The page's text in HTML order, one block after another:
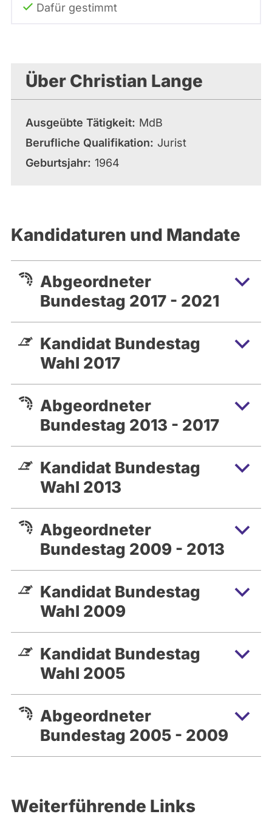
Dafür gestimmt
Über Christian Lange
Ausgeübte Tätigkeit
MdB
Berufliche Qualifikation
Jurist
Geburtsjahr 1964
Kandidaturen und Mandate
Abgeordneter
Bundestag 2017 - 2021
Kandidat Bundestag
Wahl 2017
Abgeordneter
Bundestag 2013 - 2017
Kandidat Bundestag
Wahl 2013
Abgeordneter
Bundestag 2009 - 2013
Kandidat Bundestag
Wahl 2009
Kandidat Bundestag
Wahl 2005
Abgeordneter
Bundestag 2005 - 2009
Weiterführende Links